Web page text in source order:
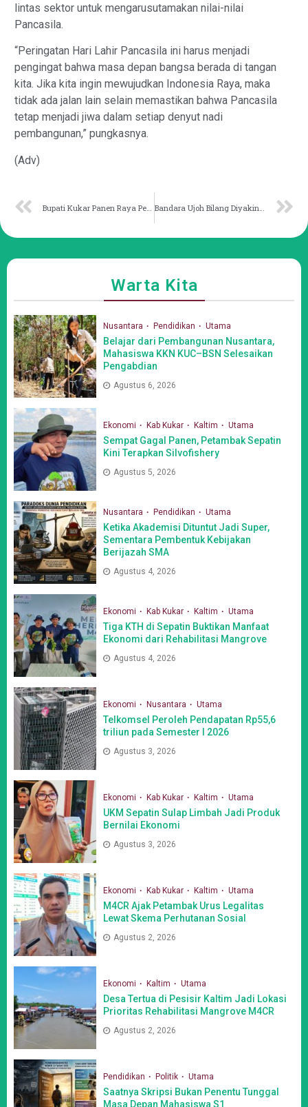
lintas sektor untuk mengarusutamakan nilai-nilai
Pancasila.
“Peringatan Hari Lahir Pancasila ini harus menjadi
pengingat bahwa masa depan bangsa berada di tangan
kita. Jika kita ingin mewujudkan Indonesia Raya, maka
tidak ada jalan lain selain memastikan bahwa Pancasila
tetap menjadi jiwa dalam setiap denyut nadi
pembangunan,” pungkasnya.
(Adv)
Warta Kita
Nusantara Pendidikan Utama
Belajar dari Pembangunan Nusantara,
Mahasiswa KKN KUC–BSN Selesaikan
Pengabdian
Agustus 6, 2026
Ekonomi Kab Kukar Kaltim Utama
Sempat Gagal Panen, Petambak Sepatin
Kini Terapkan Silvofishery
Agustus 5, 2026
Nusantara Pendidikan Utama
Ketika Akademisi Dituntut Jadi Super,
Sementara Pembentuk Kebijakan
Berijazah SMA
Agustus 4, 2026
Ekonomi Kab Kukar Kaltim Utama
Tiga KTH di Sepatin Buktikan Manfaat
Ekonomi dari Rehabilitasi Mangrove
Agustus 4, 2026
Ekonomi Nusantara Utama
Telkomsel Peroleh Pendapatan Rp55,6
triliun pada Semester I 2026
Agustus 3, 2026
Ekonomi Kab Kukar Kaltim Utama
UKM Sepatin Sulap Limbah Jadi Produk
Bernilai Ekonomi
Agustus 3, 2026
Ekonomi Kab Kukar Kaltim Utama
M4CR Ajak Petambak Urus Legalitas
Lewat Skema Perhutanan Sosial
Agustus 2, 2026
Ekonomi Kaltim Utama
Desa Tertua di Pesisir Kaltim Jadi Lokasi
Prioritas Rehabilitasi Mangrove M4CR
Agustus 2, 2026
Pendidikan Politik Utama
Saatnya Skripsi Bukan Penentu Tunggal
Masa Depan Mahasiswa S1